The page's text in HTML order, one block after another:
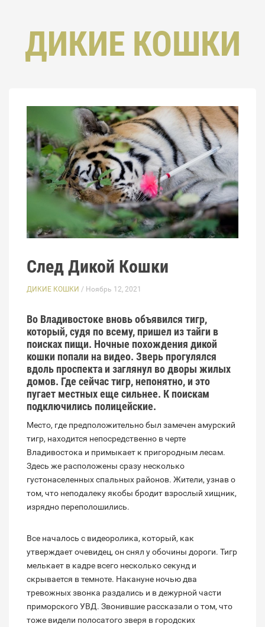
ДИКИЕ КОШКИ
След Дикой Кошки
ДИКИЕ КОШКИ / Ноябрь 12, 2021
Во Владивостоке вновь объявился тигр,
который, судя по всему, пришел из тайги в
поисках пищи. Ночные похождения дикой
кошки попали на видео. Зверь прогулялся
вдоль проспекта и заглянул во дворы жилых
домов. Где сейчас тигр, непонятно, и это
пугает местных еще сильнее. К поискам
подключились полицейские.
Место, где предположительно был замечен амурский
тигр, находится непосредственно в черте
Владивостока и примыкает к пригородным лесам.
Здесь же расположены сразу несколько
густонаселенных спальных районов. Жители, узнав о
том, что неподалеку якобы бродит взрослый хищник,
изрядно переполошились.
Все началось с видеоролика, который, как
утверждает очевидец, он снял у обочины дороги. Тигр
мелькает в кадре всего несколько секунд и
скрывается в темноте. Накануне ночью два
тревожных звонка раздались и в дежурной части
приморского УВД. Звонившие рассказали о том, что
тоже видели полосатого зверя в городских